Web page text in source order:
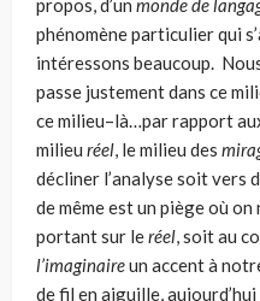
propos, d’un monde de
phénomène particulier qui
intéressons beaucoup.
passe justement dans ce
ce milieu–là…par rapport
milieu réel, le milieu des
décliner l’analyse soit
de même est un piège où
portant sur leréel, soit au
l’imaginaireun accent à
de fil en aiguille,